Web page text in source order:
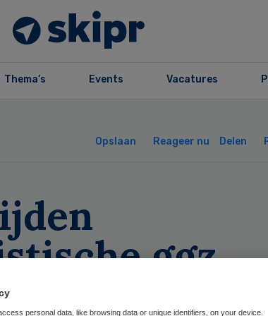
Thema’s Events Vacatures
Opslaan Reageer nu Delen
ggz
personal data, like browsing data or unique identifiers, on your device.